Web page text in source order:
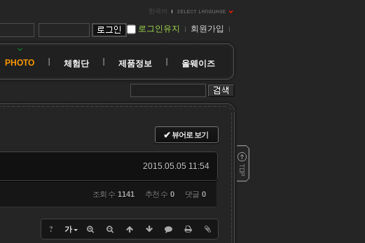
한국어
로그인유지 회원가입
PHOTO 체험단 제품정보 올웨이즈
✔ 뷰어로 보기
2015.05.05 11:54
조회 수 1141 추천 수 0 댓글 0
? 가